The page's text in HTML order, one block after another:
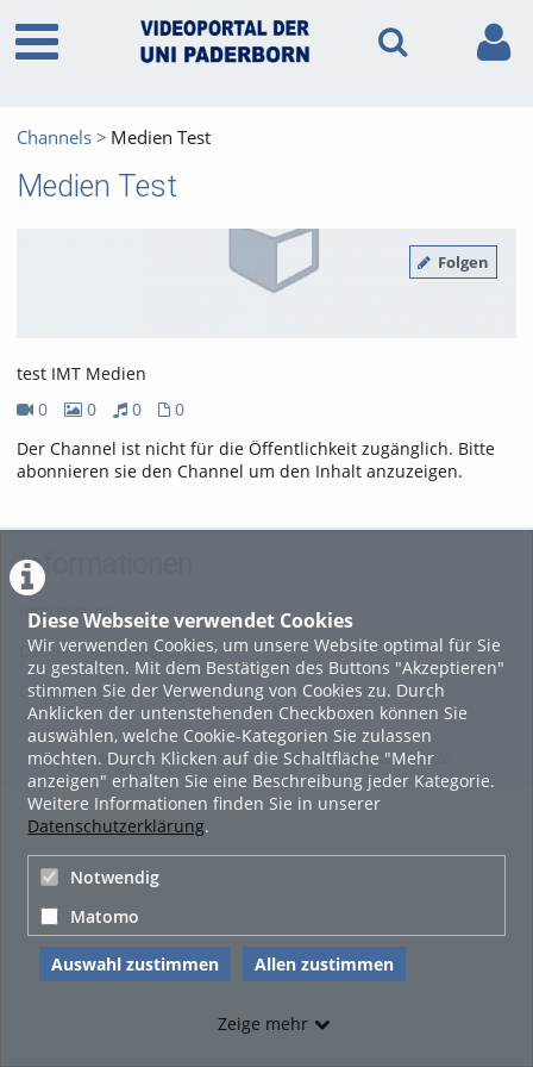
Diese Webseite verwendet Cookies
Wir verwenden Cookies, um unsere Website optimal für Sie
zu gestalten. Mit dem Bestätigen des Buttons "Akzeptieren"
stimmen Sie der Verwendung von Cookies zu. Durch
Anklicken der untenstehenden Checkboxen können Sie
auswählen, welche Cookie-Kategorien Sie zulassen
möchten. Durch Klicken auf die Schaltfläche "Mehr
anzeigen" erhalten Sie eine Beschreibung jeder Kategorie.
Weitere Informationen finden Sie in unserer
Datenschutzerklärung.
Notwendig
Matomo
Auswahl zustimmen Allen zustimmen
Zeige mehr
Channels Medien Test
Medien Test
Folgen
test IMT Medien
0
0
0
0
Der Channel ist nicht für die Öffentlichkeit zugänglich. Bitte
abonnieren sie den Channel um den Inhalt anzuzeigen.
Informationen
Impressum
Datenschutzerklärung
Cookie-Zustimmung
Video CMS powered byVIMP (Campus)© 2010-2026